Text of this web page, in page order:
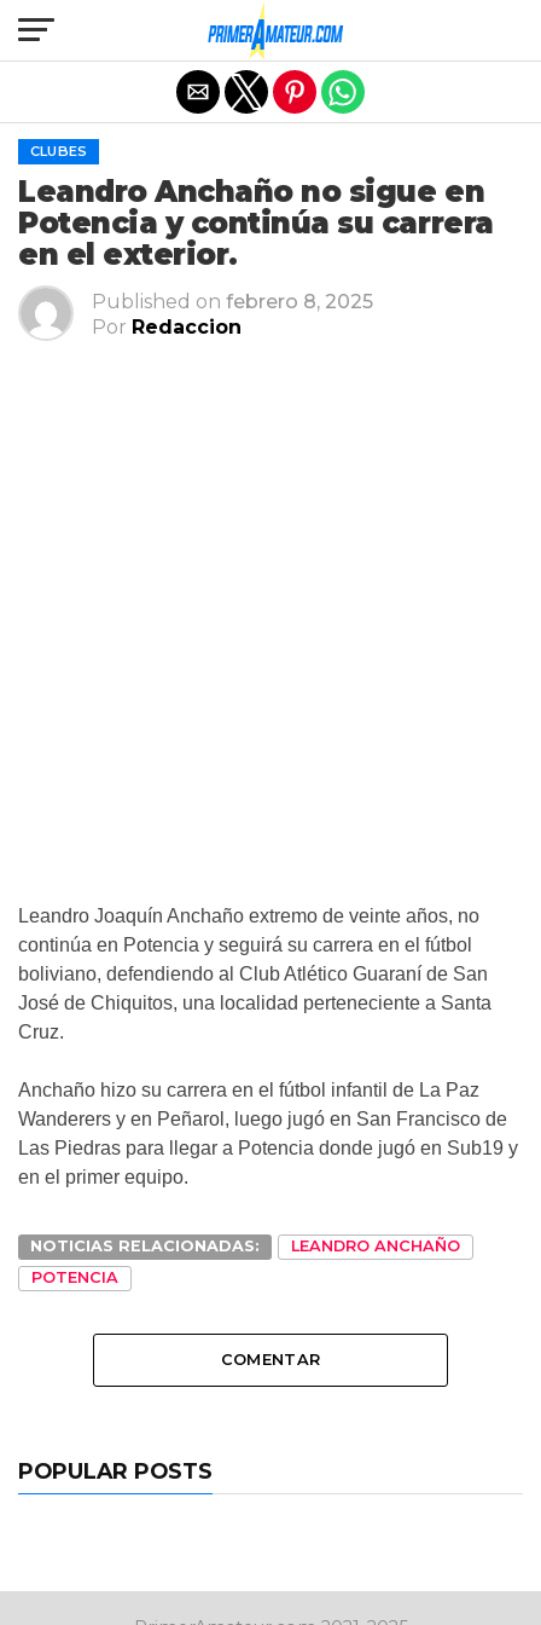
CLUBES
Leandro Anchaño no sigue en
Potencia y continúa su carrera
en el exterior.
Published on febrero 8, 2025
Por Redaccion
Leandro Joaquín Anchaño extremo de veinte años, no
continúa en Potencia y seguirá su carrera en el fútbol
boliviano, defendiendo al Club Atlético Guaraní de San
José de Chiquitos, una localidad perteneciente a Santa
Cruz.
Anchaño hizo su carrera en el fútbol infantil de La Paz
Wanderers y en Peñarol, luego jugó en San Francisco de
Las Piedras para llegar a Potencia donde jugó en Sub19 y
en el primer equipo.
NOTICIAS RELACIONADAS:
LEANDRO ANCHAÑO
POTENCIA
COMENTAR
POPULAR POSTS
Salir de la versión móvil